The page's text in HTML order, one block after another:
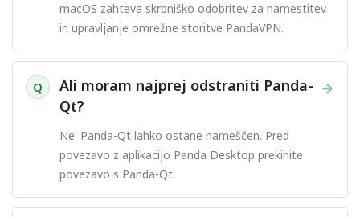
macOS zahteva skrbniško odobritev za namestitev
in upravljanje omrežne storitve PandaVPN.
Q →
Ali moram najprej odstraniti Panda-
Qt?
Ne. Panda-Qt lahko ostane nameščen. Pred
povezavo z aplikacijo Panda Desktop prekinite
povezavo s Panda-Qt.